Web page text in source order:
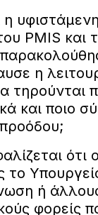
η
PMIS και
η
τηρούνται
και ποιο
ότι
το
ή
φορείς